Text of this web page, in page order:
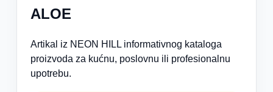
ALOE
Artikal iz NEON HILL informativnog kataloga
proizvoda za kućnu, poslovnu ili profesionalnu
upotrebu.